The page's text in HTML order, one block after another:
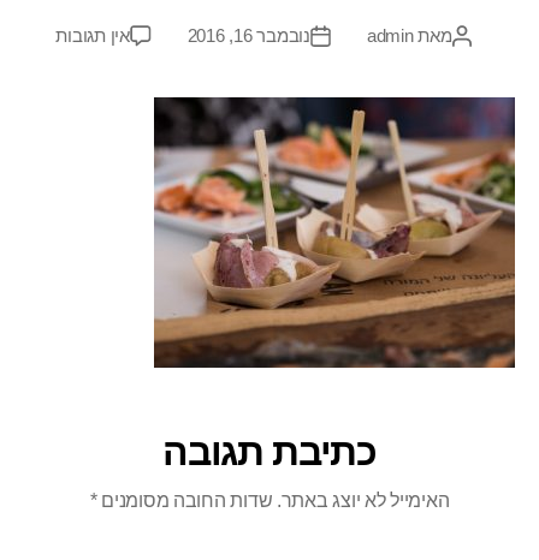
מאתadmin נובמבר 16, 2016 אין תגובות
כתיבת תגובה
האימייל לא יוצג באתר. שדות החובה מסומנים*